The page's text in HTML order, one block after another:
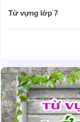
Từ vựng lớp 7